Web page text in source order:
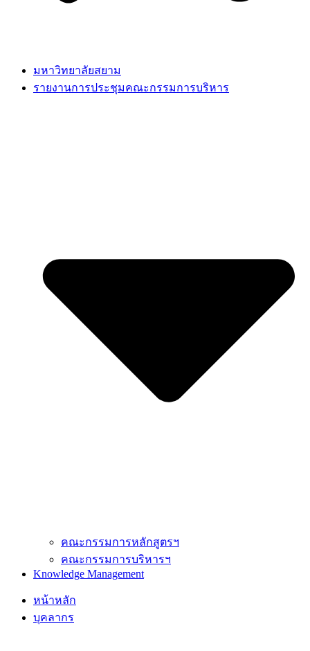
มหาวิทยาลัยสยาม
รายงานการประชุมคณะกรรมการบริหาร
คณะกรรมการหลักสูตรฯ
คณะกรรมการบริหารฯ
Knowledge Management
หน้าหลัก
บุคลากร